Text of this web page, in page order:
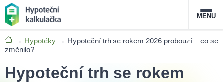
Nabídka hypoték
Magazín
MENU
→ Hypotéky → Hypoteční trh se rokem 2026 probouzí – co se
změnilo?
Hypoteční trh se rokem